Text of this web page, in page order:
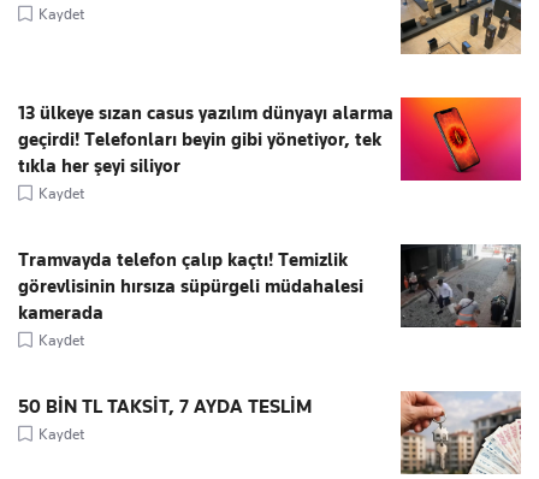
Kaydet
13 ülkeye sızan casus yazılım dünyayı alarma
geçirdi! Telefonları beyin gibi yönetiyor, tek
tıkla her şeyi siliyor
Kaydet
Tramvayda telefon çalıp kaçtı! Temizlik
görevlisinin hırsıza süpürgeli müdahalesi
kamerada
Kaydet
50 BİN TL TAKSİT, 7 AYDA TESLİM
Kaydet